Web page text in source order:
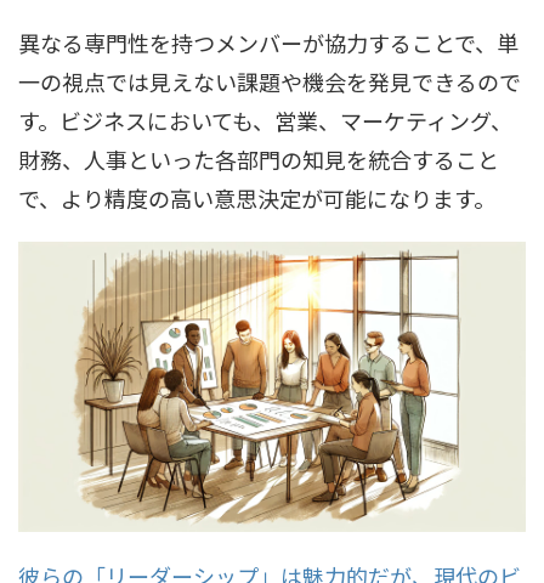
異なる専門性を持つメンバーが協力することで、単
一の視点では見えない課題や機会を発見できるので
す。ビジネスにおいても、営業、マーケティング、
財務、人事といった各部門の知見を統合すること
で、より精度の高い意思決定が可能になります。
彼らの「リーダーシップ」は魅力的だが、現代のビ